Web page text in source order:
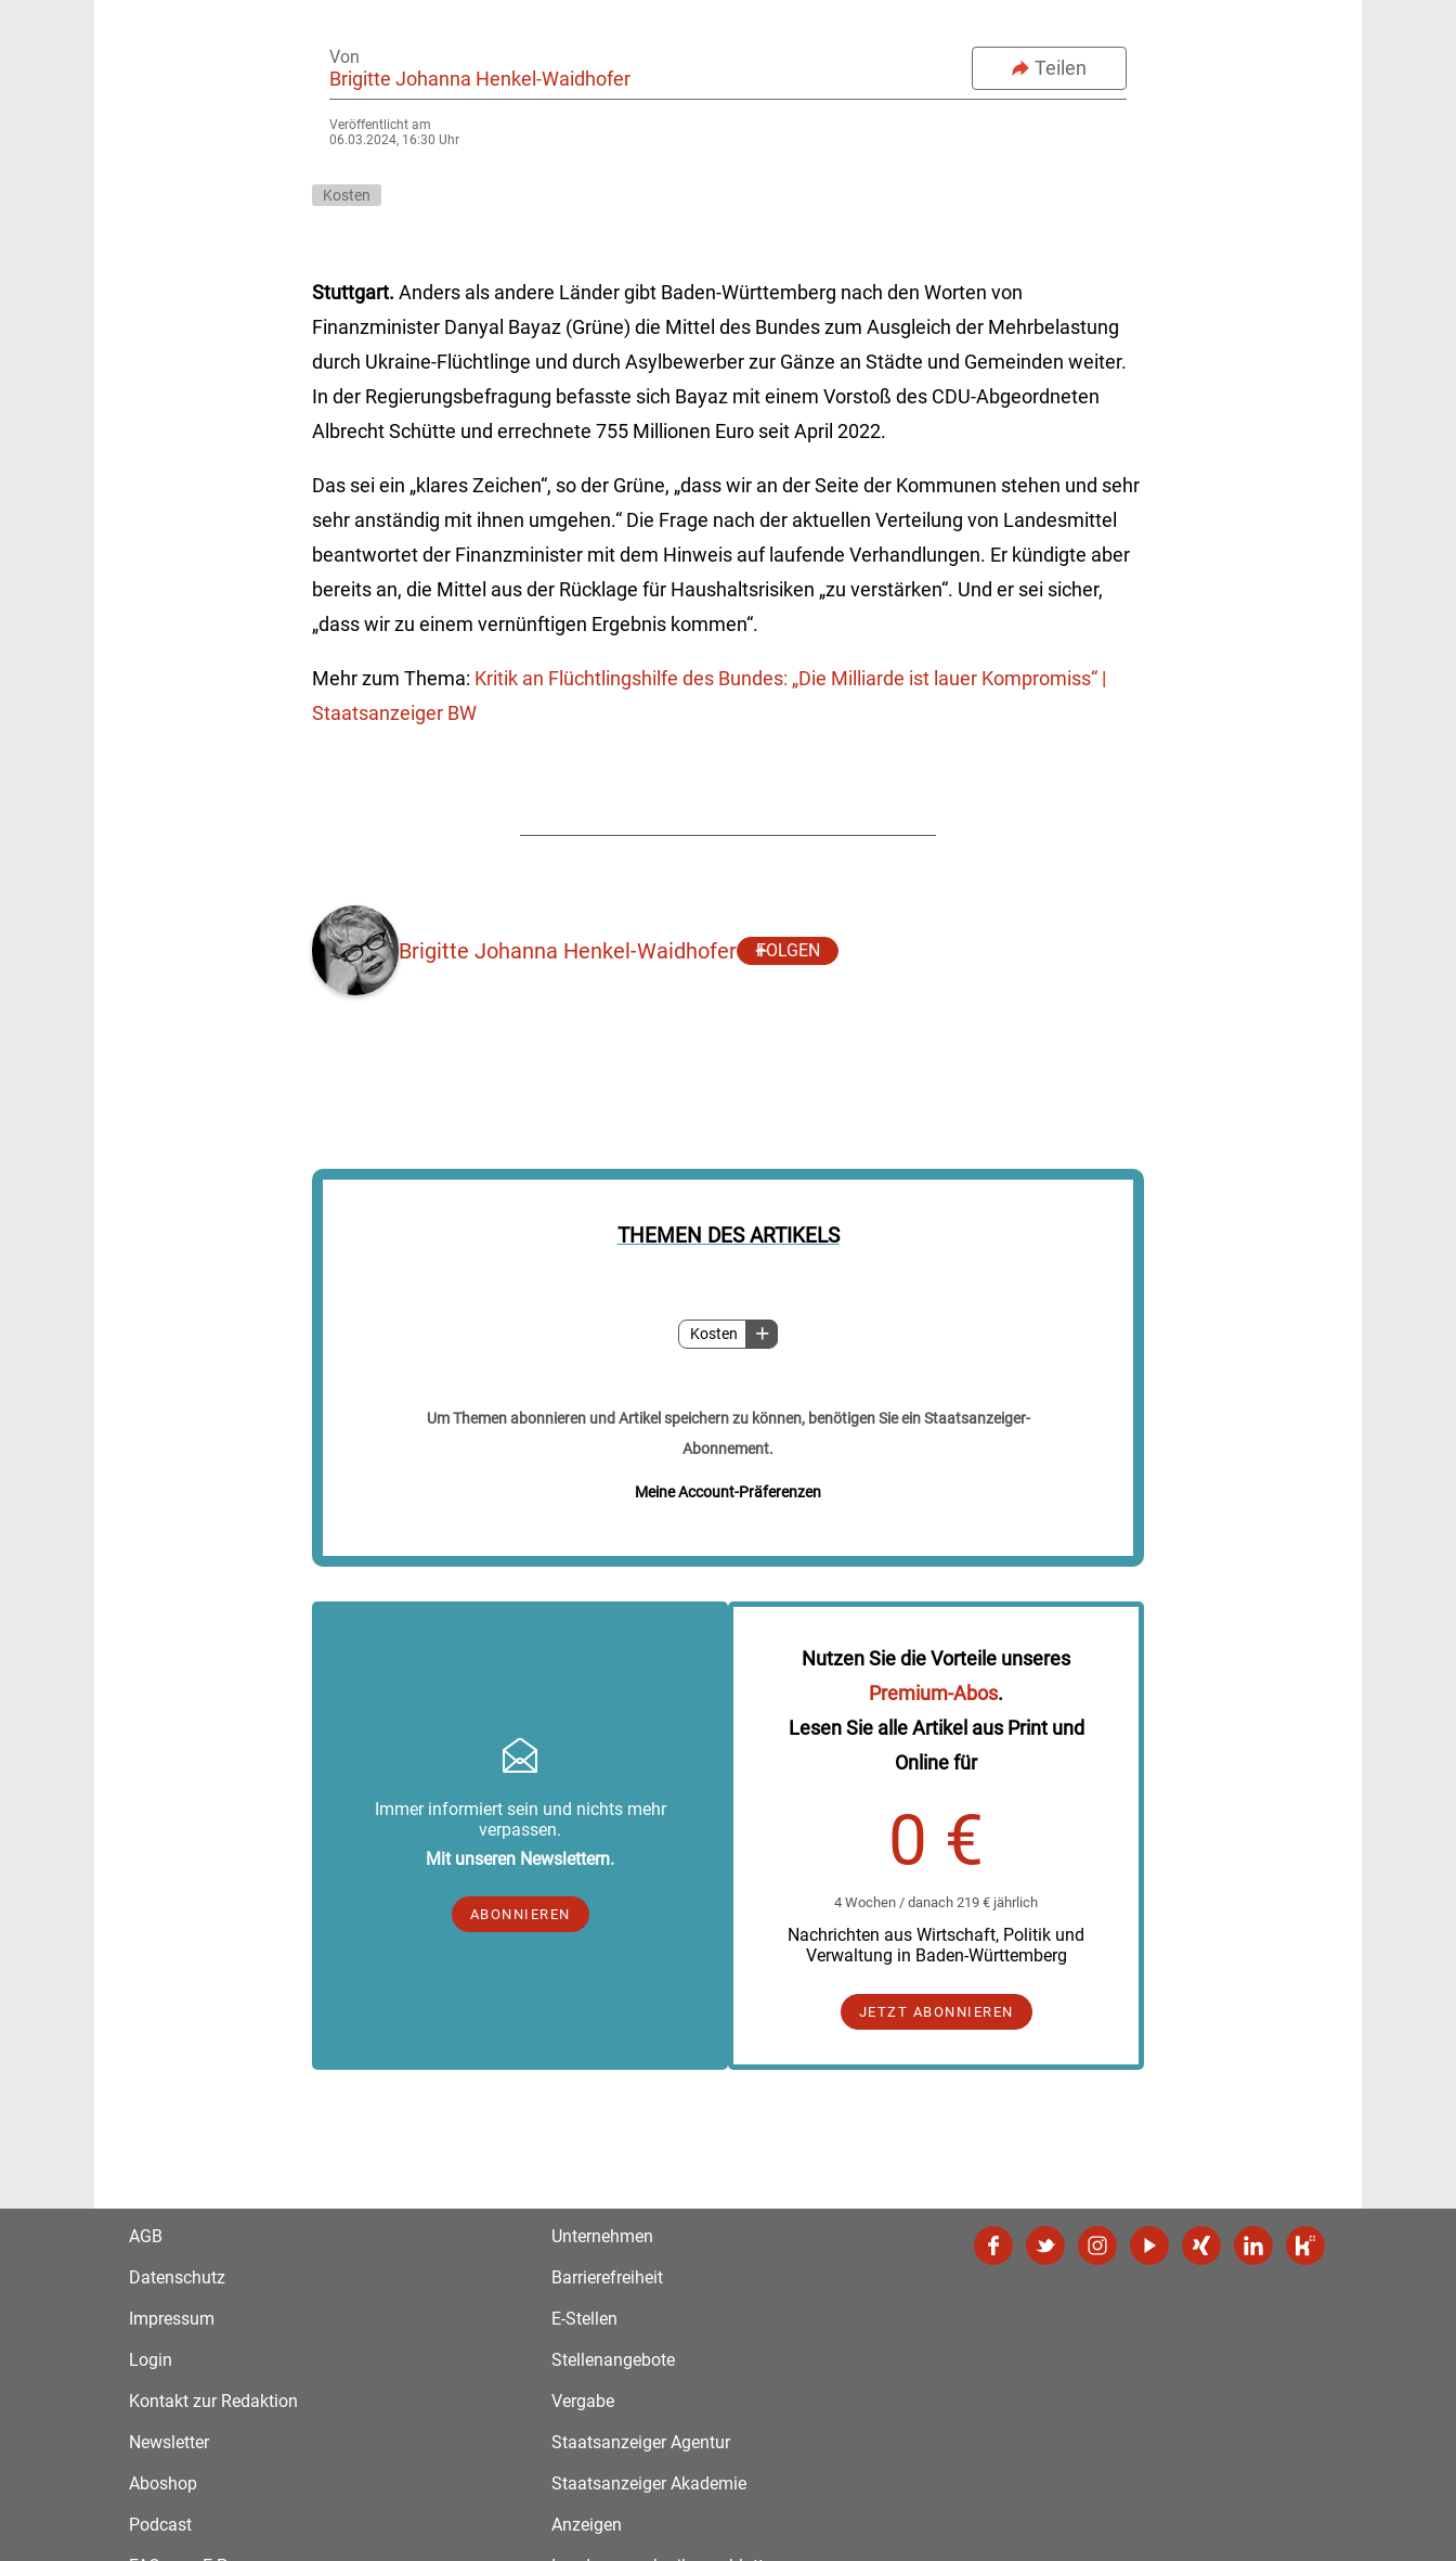
THEMEN DES ARTIKELS
Kosten
Um Themen abonnieren und Artikel speichern zu können, benötigen Sie ein Staatsanzeiger-
Abonnement.
Meine Account-Präferenzen
Von
Brigitte Johanna Henkel-Waidhofer Teilen
Veröffentlicht am
06.03.2024, 16:30 Uhr
Kosten
Stuttgart. Anders als andere Länder gibt Baden-Württemberg nach den Worten von
Finanzminister Danyal Bayaz (Grüne) die Mittel des Bundes zum Ausgleich der Mehrbelastung
durch Ukraine-Flüchtlinge und durch Asylbewerber zur Gänze an Städte und Gemeinden weiter.
In der Regierungsbefragung befasste sich Bayaz mit einem Vorstoß des CDU-Abgeordneten
Albrecht Schütte und errechnete 755 Millionen Euro seit April 2022.
Das sei ein „klares Zeichen“, so der Grüne, „dass wir an der Seite der Kommunen stehen und sehr
sehr anständig mit ihnen umgehen.“ Die Frage nach der aktuellen Verteilung von Landesmittel
beantwortet der Finanzminister mit dem Hinweis auf laufende Verhandlungen. Er kündigte aber
bereits an, die Mittel aus der Rücklage für Haushaltsrisiken „zu verstärken“. Und er sei sicher,
„dass wir zu einem vernünftigen Ergebnis kommen“.
Mehr zum Thema: Kritik an Flüchtlingshilfe des Bundes: „Die Milliarde ist lauer Kompromiss“ |
Staatsanzeiger BW
Brigitte Johanna Henkel-Waidhofer FOLGEN
Immer informiert sein und nichts mehr
verpassen.
Mit unseren Newslettern.
ABONNIEREN
Nutzen Sie die Vorteile unseres
Premium-Abos.
Lesen Sie alle Artikel aus Print und
Online für
0 €
4 Wochen / danach 219 € jährlich
Nachrichten aus Wirtschaft, Politik und
Verwaltung in Baden-Württemberg
JETZT ABONNIEREN
AGB
Datenschutz
Impressum
Login
Kontakt zur Redaktion
Newsletter
Aboshop
Podcast
Unternehmen
Barrierefreiheit
E-Stellen
Stellenangebote
Vergabe
Staatsanzeiger Agentur
Staatsanzeiger Akademie
Anzeigen